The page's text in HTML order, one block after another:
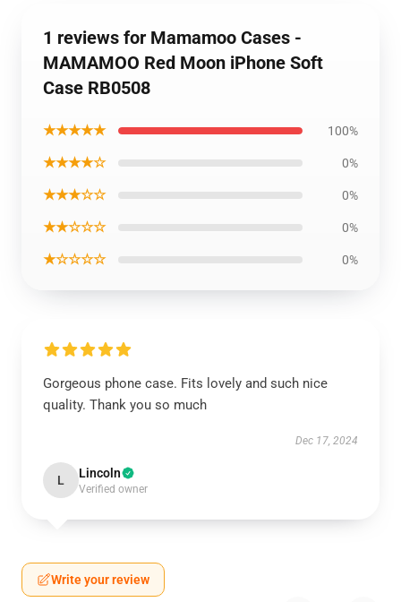
1 reviews for Mamamoo Cases -
MAMAMOO Red Moon iPhone Soft
Case RB0508
★★★★★ 100%
★★★★☆ 0%
★★★☆☆ 0%
★★☆☆☆ 0%
★☆☆☆☆ 0%
Gorgeous phone case. Fits lovely and such nice
quality. Thank you so much
Dec 17, 2024
L Lincoln
Verified owner
Write your review